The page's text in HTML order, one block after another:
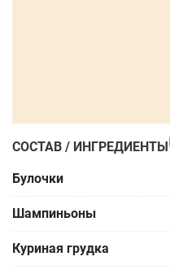
СОСТАВ / ИНГРЕДИЕНТЫ
Булочки
Шампиньоны
Куриная грудка